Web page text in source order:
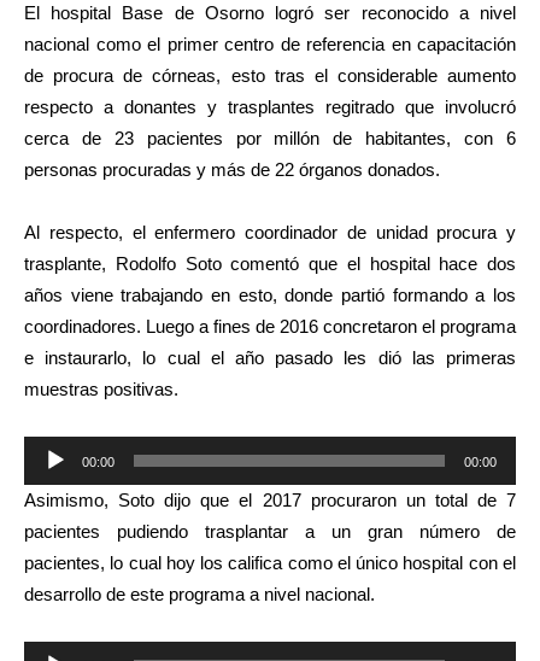
El hospital Base de Osorno logró ser reconocido a nivel
nacional como el primer centro de referencia en capacitación
de procura de córneas, esto tras el considerable aumento
respecto a donantes y trasplantes regitrado que involucró
cerca de 23 pacientes por millón de habitantes, con 6
personas procuradas y más de 22 órganos donados.
Al respecto, el enfermero coordinador de unidad procura y
trasplante, Rodolfo Soto comentó que el hospital hace dos
años viene trabajando en esto, donde partió formando a los
coordinadores. Luego a fines de 2016 concretaron el programa
e instaurarlo, lo cual el año pasado les dió las primeras
muestras positivas.
Reproductor
de
audio
00:00 00:00
Asimismo, Soto dijo que el 2017 procuraron un total de 7
pacientes pudiendo trasplantar a un gran número de
pacientes, lo cual hoy los califica como el único hospital con el
desarrollo de este programa a nivel nacional.
Reproductor